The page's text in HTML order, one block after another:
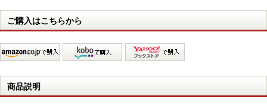
ご購入はこちらから
商品説明